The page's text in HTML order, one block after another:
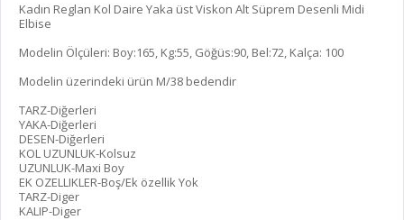
Kadın Reglan Kol Daire Yaka üst Viskon Alt Süprem Desenli Midi
Elbise
Modelin Ölçüleri: Boy:165, Kg:55, Göğüs:90, Bel:72, Kalça: 100
Modelin üzerindeki ürün M/38 bedendir
TARZ-Diğerleri
YAKA-Diğerleri
DESEN-Diğerleri
KOL UZUNLUK-Kolsuz
UZUNLUK-Maxi Boy
EK OZELLIKLER-Boş/Ek özellik Yok
TARZ-Diger
KALIP-Diger